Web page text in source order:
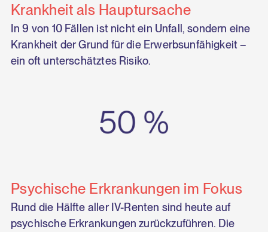
Krankheit als Hauptursache
In 9 von 10 Fällen ist nicht ein Unfall, sondern eine
Krankheit der Grund für die Erwerbsunfähigkeit –
ein oft unterschätztes Risiko.
Psychische Erkrankungen im Fokus
Rund die Hälfte aller IV-Renten sind heute auf
psychische Erkrankungen zurückzuführen. Die